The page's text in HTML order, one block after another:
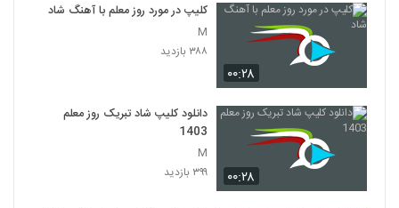
۰۰:۲۸
کلیپ در مورد روز معلم با آهنگ شاد
M
۳۸۸ بازدید
۰۰:۲۸
دانلود کلیپ شاد تبریک روز معلم
1403
M
۳۹۹ بازدید